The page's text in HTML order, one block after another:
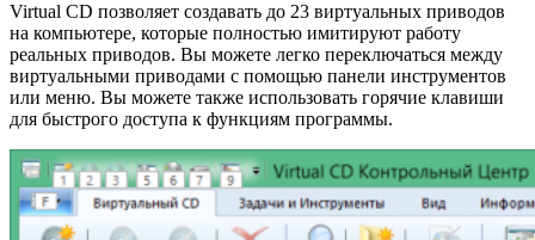
Virtual CD позволяет создавать до 23 виртуальных приводов
на компьютере, которые полностью имитируют работу
реальных приводов. Вы можете легко переключаться между
виртуальными приводами с помощью панели инструментов
или меню. Вы можете также использовать горячие клавиши
для быстрого доступа к функциям программы.